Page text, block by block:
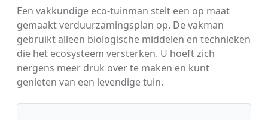
Een vakkundige eco-tuinman stelt een op maat
gemaakt verduurzamingsplan op. De vakman
gebruikt alleen biologische middelen en technieken
die het ecosysteem versterken. U hoeft zich
nergens meer druk over te maken en kunt
genieten van een levendige tuin.